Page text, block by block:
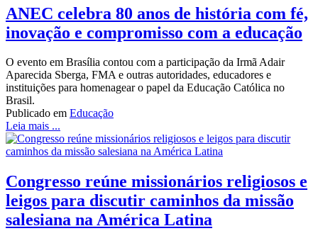
ANEC celebra 80 anos de história com fé,
inovação e compromisso com a educação
O evento em Brasília contou com a participação da Irmã Adair
Aparecida Sberga, FMA e outras autoridades, educadores e
instituições para homenagear o papel da Educação Católica no
Brasil.
Publicado em Educação
Leia mais ...
Congresso reúne missionários religiosos e
leigos para discutir caminhos da missão
salesiana na América Latina